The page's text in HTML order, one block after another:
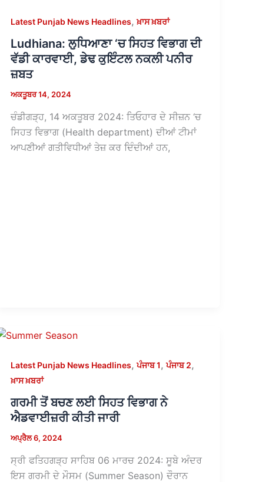
Latest Punjab News Headlines,ਖ਼ਾਸ ਖ਼ਬਰਾਂ
Ludhiana: ਲੁਧਿਆਣਾ ‘ਚ ਸਿਹਤ ਵਿਭਾਗ ਦੀ
ਵੱਡੀ ਕਾਰਵਾਈ, ਡੇਢ ਕੁਇੰਟਲ ਨਕਲੀ ਪਨੀਰ
ਜ਼ਬਤ
ਅਕਤੂਬਰ 14, 2024
ਚੰਡੀਗੜ੍ਹ, 14 ਅਕਤੂਬਰ 2024: ਤਿਓਹਾਰ ਦੇ ਸੀਜ਼ਨ ‘ਚ
ਸਿਹਤ ਵਿਭਾਗ (Health department) ਦੀਆਂ ਟੀਮਾਂ
ਆਪਣੀਆਂ ਗਤੀਵਿਧੀਆਂ ਤੇਜ਼ ਕਰ ਦਿੰਦੀਆਂ ਹਨ,
Latest Punjab News Headlines,ਪੰਜਾਬ 1,ਪੰਜਾਬ 2,
ਖ਼ਾਸ ਖ਼ਬਰਾਂ
ਗਰਮੀ ਤੋਂ ਬਚਣ ਲਈ ਸਿਹਤ ਵਿਭਾਗ ਨੇ
ਐਡਵਾਈਜ਼ਰੀ ਕੀਤੀ ਜਾਰੀ
ਅਪ੍ਰੈਲ 6, 2024
ਸ੍ਰੀ ਫਤਿਹਗੜ੍ਹ ਸਾਹਿਬ 06 ਮਾਰਚ 2024: ਸੂਬੇ ਅੰਦਰ
ਇਸ ਗਰਮੀ ਦੇ ਮੌਸਮ (Summer Season) ਦੌਰਾਨ